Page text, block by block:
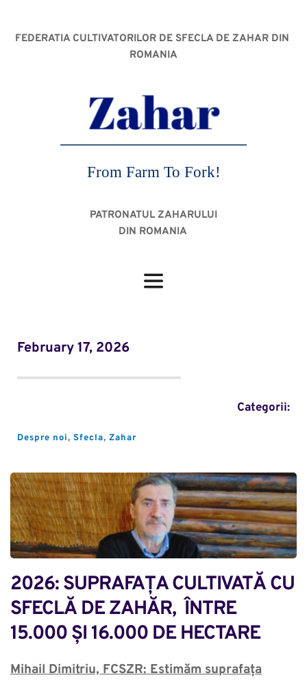
FEDERATIA CULTIVATORILOR DE SFECLA DE ZAHAR DIN
ROMANIA
From Farm To Fork!
PATRONATUL ZAHARULUI
DIN ROMANIA
February 17, 2026
Categorii:
Despre noi, Sfecla, Zahar
2026: SUPRAFAȚA CULTIVATĂ CU
SFECLĂ DE ZAHĂR,  ÎNTRE
15.000 ȘI 16.000 DE HECTARE
Mihail Dimitriu, FCSZR: Estimăm suprafața